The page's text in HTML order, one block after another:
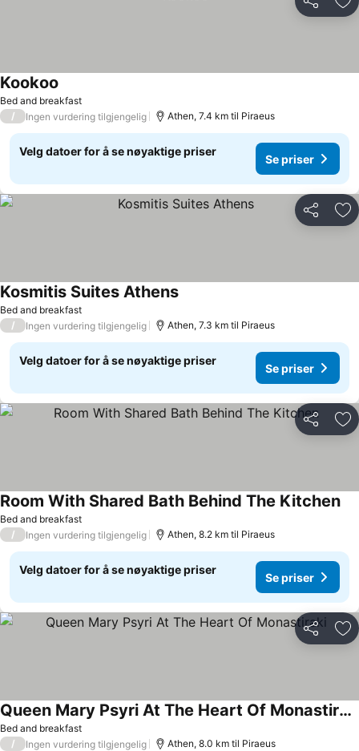
Del
Bed and breakfast
Kookoo
/ Ingen vurdering tilgjengelig Athen, 7.4 km til Piraeus
Velg datoer for å se nøyaktige priser
Se priser
Del
Bed and breakfast
Kosmitis Suites Athens
/ Ingen vurdering tilgjengelig Athen, 7.3 km til Piraeus
Velg datoer for å se nøyaktige priser
Se priser
Del
Bed and breakfast
Room With Shared Bath Behind The Kitchen
/ Ingen vurdering tilgjengelig Athen, 8.2 km til Piraeus
Velg datoer for å se nøyaktige priser
Se priser
Del
Bed and breakfast
Queen Mary Psyri At The Heart Of Monastiraki
/ Ingen vurdering tilgjengelig Athen, 8.0 km til Piraeus